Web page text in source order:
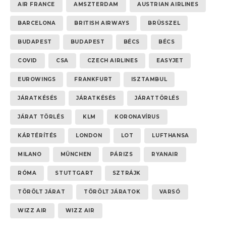
AIR FRANCE AMSZTERDAM AUSTRIAN AIRLINES
BARCELONA BRITISH AIRWAYS BRÜSSZEL
BUDAPEST BUDAPEST BÉCS BÉCS
COVID CSA CZECH AIRLINES EASYJET
EUROWINGS FRANKFURT ISZTAMBUL
JÁRATKÉSÉS JÁRATKÉSÉS JÁRATTÖRLÉS
JÁRAT TÖRLÉS KLM KORONAVÍRUS
KÁRTÉRÍTÉS LONDON LOT LUFTHANSA
MILANO MÜNCHEN PÁRIZS RYANAIR
RÓMA STUTTGART SZTRÁJK
TÖRÖLT JÁRAT TÖRÖLT JÁRATOK VARSÓ
WIZZ AIR WIZZ AIR